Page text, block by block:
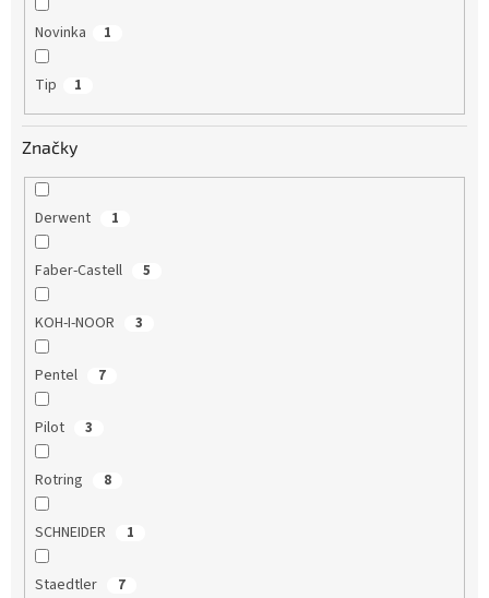
Novinka 1
Tip 1
Značky
Derwent 1
Faber-Castell 5
KOH-I-NOOR 3
Pentel 7
Pilot 3
Rotring 8
SCHNEIDER 1
Staedtler 7